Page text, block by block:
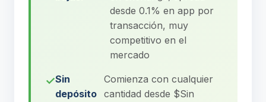
desde 0.1% en app por
transacción, muy
competitivo en el
mercado
Sin
depósito
Comienza con cualquier
cantidad desde $Sin